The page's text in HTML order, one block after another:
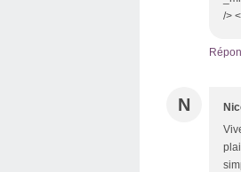
/>
N